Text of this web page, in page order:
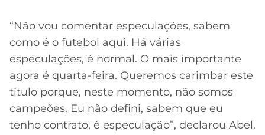
“Não vou comentar especulações, sabem
como é o futebol aqui. Há várias
especulações, é normal. O mais importante
agora é quarta-feira. Queremos carimbar este
título porque, neste momento, não somos
campeões. Eu não defini, sabem que eu
tenho contrato, é especulação”, declarou Abel.